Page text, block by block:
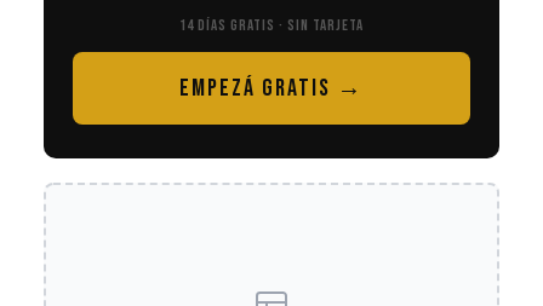
14 DÍAS GRATIS · SIN TARJETA
EMPEZÁ GRATIS →